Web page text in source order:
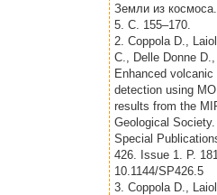
Земли из
5. С. 155–170.
2. Coppola D.,
C., Delle Donne D.,
Enhanced volcanic
detection using
results from the
Geological Society.
Special
426. Issue 1. P.
10.1144/SP426.5
3. Coppola D.,